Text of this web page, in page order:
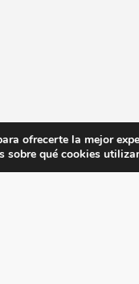
ofrecerte la mejor
sobre qué cookies